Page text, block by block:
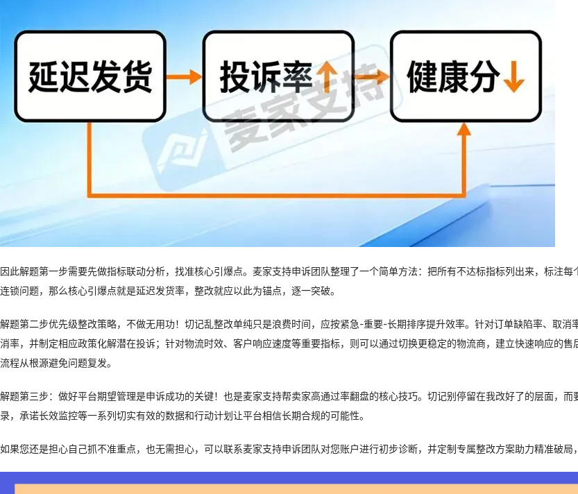
因此解题第一步需要先做指标联动分析，找准核心引爆点。麦家支持申诉团队整理了一个简单方法：把所有不达标指标列出来，标注
连锁问题，那么核心引爆点就是延迟发货率，整改就应以此为锚点，逐一突破。
解题第二步优先级整改策略，不做无用功！切记乱整改单纯只是浪费时间，应按紧急-重要-长期排序提升效率。针对订单缺陷率、取
消率，并制定相应政策化解潜在投诉；针对物流时效、客户响应速度等重要指标，则可以通过切换更稳定的物流商，建立快速响应的
流程从根源避免问题复发。
解题第三步：做好平台期望管理是申诉成功的关键！也是麦家支持帮卖家高通过率翻盘的核心技巧。切记别停留在我改好了的层面，
录，承诺长效监控等一系列切实有效的数据和行动计划让平台相信长期合规的可能性。
如果您还是担心自己抓不准重点，也无需担心，可以联系麦家支持申诉团队对您账户进行初步诊断，并定制专属整改方案助力精准破局